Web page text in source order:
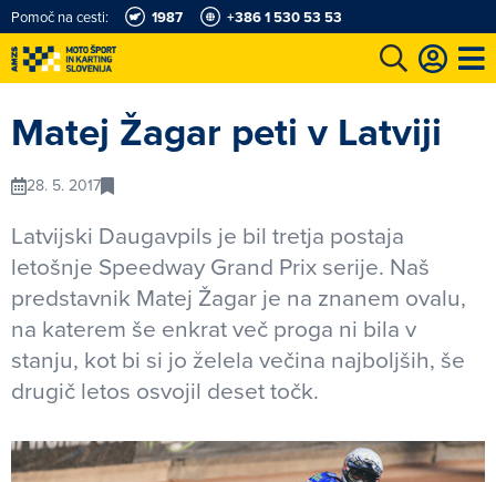
Pomoč na cesti: 1987 +386 1 530 53 53
Matej Žagar peti v Latviji
28. 5. 2017
Latvijski Daugavpils je bil tretja postaja
letošnje Speedway Grand Prix serije. Naš
predstavnik Matej Žagar je na znanem ovalu,
na katerem še enkrat več proga ni bila v
stanju, kot bi si jo želela večina najboljših, še
drugič letos osvojil deset točk.